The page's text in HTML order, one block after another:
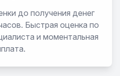
до получения денег
Быстрая оценка по
и моментальная